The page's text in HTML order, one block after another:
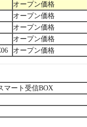
オープン価格
オープン価格
オープン価格
オープン価格
オープン価格
マート受信BOX